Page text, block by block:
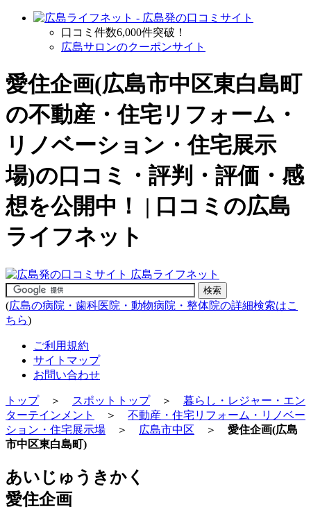
口コミ件数6,000件突破！
広島サロンのクーポンサイト
愛住企画(広島市中区東白島町
の不動産・住宅リフォーム・
リノベーション・住宅展示
場)の口コミ・評判・評価・感
想を公開中！ | 口コミの広島
ライフネット
(広島の病院・歯科医院・動物病院・整体院の詳細検索はこ
ちら)
ご利用規約
サイトマップ
お問い合わせ
トップ＞ スポットトップ＞ 暮らし・レジャー・エン
ターテインメント
＞ 不動産・住宅リフォーム・リノベー
ション・住宅展示場 ＞ 広島市中区 ＞ 愛住企画(広島
市中区東白島町)
あいじゅうきかく
愛住企画